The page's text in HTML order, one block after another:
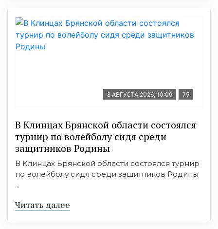
8 АВГУСТА 2026, 10:09 75
В Клинцах Брянской области состоялся
турнир по волейболу сидя среди
защитников Родины
В Клинцах Брянской области состоялся турнир
по волейболу сидя среди защитников Родины
...
Читать далее